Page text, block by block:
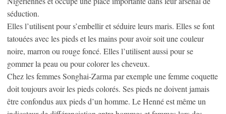
séduction.
Elles l’utilisent pour s’embellir et séduire leurs maris. Elles se font
tatouées avec les pieds et les mains pour avoir soit une couleur
noire, marron ou rouge foncé. Elles l’utilisent aussi pour se
gommer la peau ou pour colorer les cheveux.
Chez les femmes Songhai-Zarma par exemple une femme coquette
doit toujours avoir les pieds colorés. Ses pieds ne doivent jamais
être confondus aux pieds d’un homme. Le Henné est même un